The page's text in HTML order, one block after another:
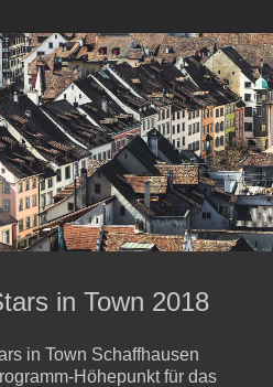
in Town 2018
in Town Schaffhausen
Höhepunkt für das